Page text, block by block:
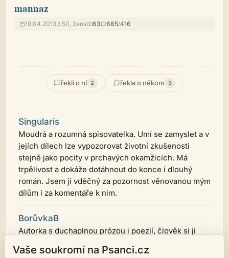
mannaz
19.04.2013 50, žena 63 685/416
řekli o ní 2 řekla o někom 3
Singularis
Moudrá a rozumná spisovatelka. Umí se zamyslet a v
jejích dílech lze vypozorovat životní zkušenosti
stejně jako pocity v prchavých okamžicích. Má
trpělivost a dokáže dotáhnout do konce i dlouhý
román. Jsem jí vděčný za pozornost věnovanou mým
dílům i za komentáře k nim.
BorůvkaB
Autorka s duchaplnou prózou i poezií, člověk si ji
mé povídky a vděčím jí především za pokračování ve
Vaše soukromí na Psanci.cz